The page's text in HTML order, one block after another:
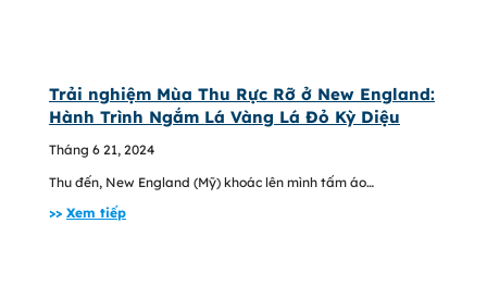
Trải nghiệm Mùa Thu Rực Rỡ ở New England:
Hành Trình Ngắm Lá Vàng Lá Đỏ Kỳ Diệu
Tháng 6 21, 2024
Thu đến, New England (Mỹ) khoác lên mình tấm áo…
>> Xem tiếp